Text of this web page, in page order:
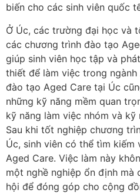
biến cho các sinh viên quốc
Ở Úc, các trường đại học và
các chương trình đào tạo
giúp sinh viên học tập và
thiết để làm việc trong
đào tạo Aged Care tại Úc
những kỹ năng mềm quan
kỹ năng làm việc nhóm và
Sau khi tốt nghiệp chương
Úc, sinh viên có thể tìm kiếm
Aged Care. Việc làm này
một nghề nghiệp ổn định mà
hội để đóng góp cho cộng